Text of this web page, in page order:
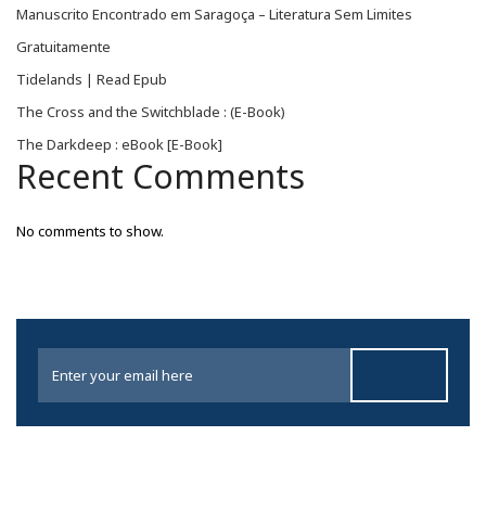
Manuscrito Encontrado em Saragoça – Literatura Sem Limites
Gratuitamente
Tidelands | Read Epub
The Cross and the Switchblade : (E-Book)
The Darkdeep : eBook [E-Book]
Recent Comments
No comments to show.